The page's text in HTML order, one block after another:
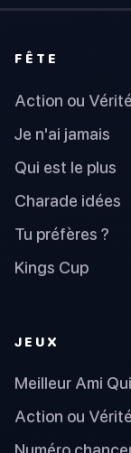
FÊTE
Action ou Vérité
Je n'ai jamais
Qui est le plus
Charade idées
Tu préfères ?
Kings Cup
JEUX
Meilleur Ami
Action ou Vérité